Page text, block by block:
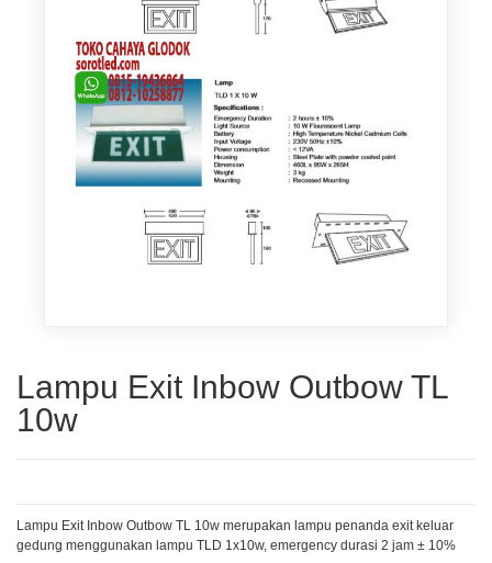
Lampu Exit Inbow Outbow TL
10w
Lampu Exit Inbow Outbow TL 10w merupakan lampu penanda exit keluar
gedung menggunakan lampu TLD 1x10w, emergency durasi 2 jam ± 10%